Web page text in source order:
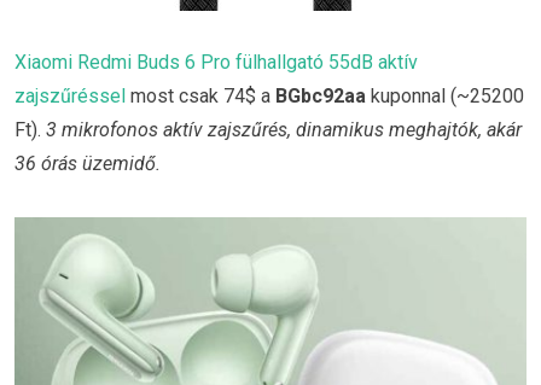
Xiaomi Redmi Buds 6 Pro fülhallgató 55dB aktív
zajszűréssel most csak 74$ a BGbc92aa kuponnal (~25200
Ft). 3 mikrofonos aktív zajszűrés, dinamikus meghajtók, akár
36 órás üzemidő.